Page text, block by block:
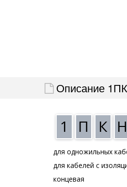
Описание
1 П К Н
для одножильных
для кабелей с
концевая